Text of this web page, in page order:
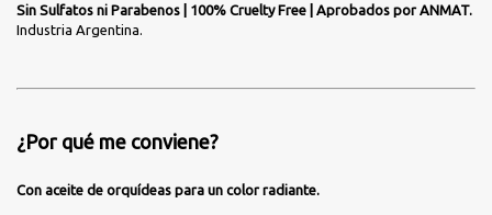
Sin Sulfatos ni Parabenos | 100% Cruelty Free | Aprobados por ANMAT.
Industria Argentina.
¿Por qué me conviene?
Con aceite de orquídeas para un color radiante.